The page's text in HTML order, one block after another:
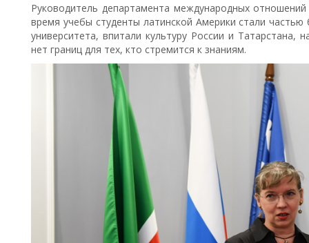
Руководитель департамента международных
время учебы студенты латинской Америки стали
университета, впитали культуру России и Татарстана,
нет границ для тех, кто стремится к знаниям.